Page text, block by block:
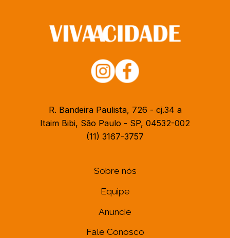
R. Bandeira Paulista, 726 - cj.34 a
Itaim Bibi, São Paulo - SP, 04532-002
(11) 3167-3757
Sobre nós
Equipe
Anuncie
Fale Conosco